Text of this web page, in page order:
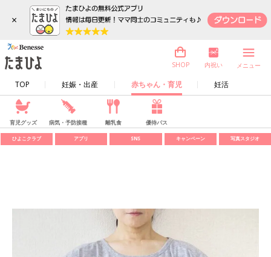
×
TOP 妊娠・出産 赤ちゃん・育児 妊活
SHOP 内祝い メニュー
育児グッズ 病気・予防接種 離乳食 優待パス
ひよこクラブ アプリ SNS キャンペーン 写真スタジオ